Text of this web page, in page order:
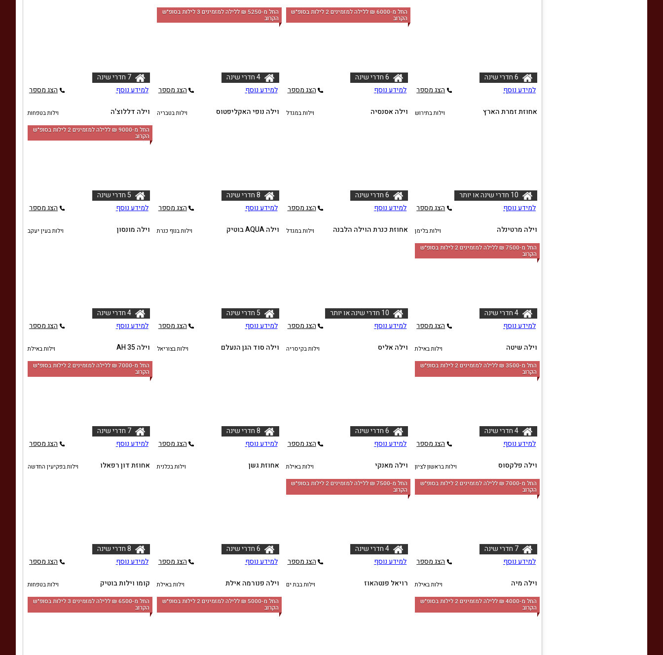
למידע נוסף
הצג מספר
החל מ-‏6000 ₪ ללילה למזמינים 2 לילות בסופ"ש
הקרוב
למידע נוסף הצג מספר
4 חדרי שינה
החל מ-‏5250 ₪ ללילה למזמינים 3 לילות בסופ"ש
הקרוב
למידע נוסף הצג מספר
7 חדרי שינה
למידע נוסף
הצג מספר
אחוזת זמרת הארץ וילות בתירוש
למידע נוסף
הצג מספר
וילה אסנסיה וילות במגדל
למידע נוסף
הצג מספר
וילה נופי האקליפטוס וילות בטבריה
למידע נוסף
הצג מספר
וילה דללוצ'ה וילות בטפחות
החל מ-‏9000 ₪ ללילה למזמינים 2 לילות בסופ"ש
הקרוב
למידע נוסף הצג מספר
וילה מרטינלה וילות בלימן
החל מ-‏7500 ₪ ללילה למזמינים 2 לילות בסופ"ש
הקרוב
למידע נוסף הצג מספר
אחוזת כנרת הוילה הלבנה וילות במגדל
למידע נוסף
הצג מספר
וילה AQUA בוטיק וילות בנוף כנרת
למידע נוסף
הצג מספר
וילה מונסון וילות בעין יעקב
4 חדרי שינה
למידע נוסף
הצג מספר
וילה שיטה וילות באילת
החל מ-‏3500 ₪ ללילה למזמינים 2 לילות בסופ"ש
הקרוב
למידע נוסף הצג מספר
וילה אליס וילות בקיסריה
למידע נוסף
הצג מספר
וילה סוד הגן הנעלם וילות בצוריאל
למידע נוסף
הצג מספר
וילה AH 35 וילות באילת
7 חדרי שינה
החל מ-‏7000 ₪ ללילה למזמינים 2 לילות בסופ"ש
הקרוב
למידע נוסף הצג מספר
וילה פלקסוס וילות בראשון לציון
החל מ-‏7000 ₪ ללילה למזמינים 2 לילות בסופ"ש
הקרוב
למידע נוסף הצג מספר
וילה מאנקי וילות באילת
החל מ-‏7500 ₪ ללילה למזמינים 2 לילות בסופ"ש
הקרוב
למידע נוסף הצג מספר
אחוזת גשן וילות בכלנית
למידע נוסף
הצג מספר
אחוזת דון רפאלו וילות בפקיעין החדשה
למידע נוסף
הצג מספר
וילה מיה
וילות באילת
החל מ-‏4000 ₪ ללילה למזמינים 2 לילות בסופ"ש
הקרוב
רויאל פנטהאוז וילות בבת ים וילה פנורמה אילת
וילות באילת
החל מ-‏5000 ₪ ללילה למזמינים 2 לילות בסופ"ש
הקרוב
קומו וילות בוטיק
וילות בטפחות
החל מ-‏6500 ₪ ללילה למזמינים 3 לילות בסופ"ש
הקרוב